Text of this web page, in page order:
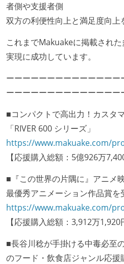
者側や支援者側
双方の利便性向上と満足度向上
これまでMakuakeに掲載され
実現に成功しています。
ーーーーーーーーーーーーー
ーーーーーーーーーーーーーー
■コンパクトで高出力！カスタ
「RIVER 600 シリーズ
https://www.makuake.com/
【応援購入総額：5億926万
■『この世界の片隅に』アニメ
最優秀アニメーション作品賞を
https://www.makuake.com/
【応援購入総額：3,912万1,920
■長谷川稔が手掛ける中毒必至
のフード・飲食店ジャンル応援